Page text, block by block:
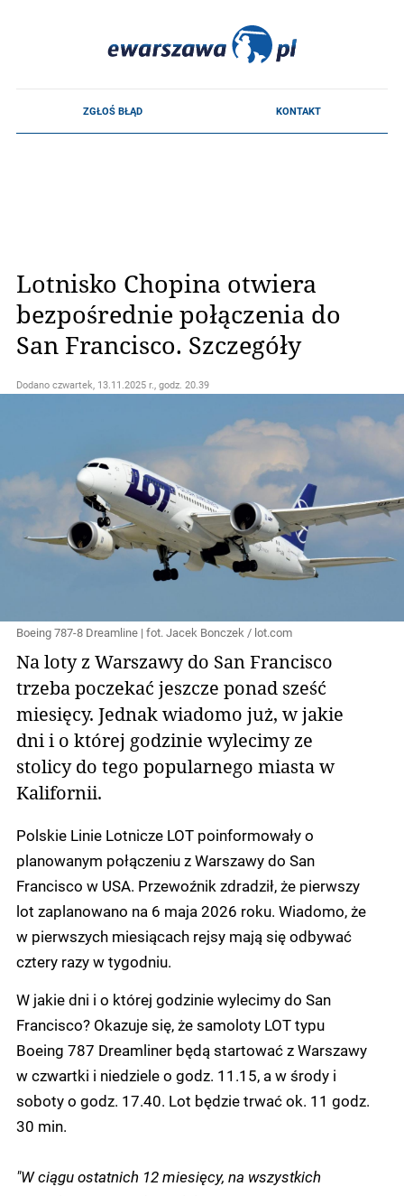
Lotnisko Chopina otwiera
bezpośrednie połączenia do
San Francisco. Szczegóły
Dodano czwartek, 13.11.2025 r., godz. 20.39
Boeing 787-8 Dreamline | fot. Jacek Bonczek / lot.com
Na loty z Warszawy do San Francisco
trzeba poczekać jeszcze ponad sześć
miesięcy. Jednak wiadomo już, w jakie
dni i o której godzinie wylecimy ze
stolicy do tego popularnego miasta w
Kalifornii.
Polskie Linie Lotnicze LOT poinformowały o
planowanym połączeniu z Warszawy do San
Francisco w USA. Przewoźnik zdradził, że pierwszy
lot zaplanowano na 6 maja 2026 roku. Wiadomo, że
w pierwszych miesiącach rejsy mają się odbywać
cztery razy w tygodniu.
W jakie dni i o której godzinie wylecimy do San
Francisco? Okazuje się, że samoloty LOT typu
Boeing 787 Dreamliner będą startować z Warszawy
w czwartki i niedziele o godz. 11.15, a w środy i
soboty o godz. 17.40. Lot będzie trwać ok. 11 godz.
30 min.
"W ciągu ostatnich 12 miesięcy, na wszystkich